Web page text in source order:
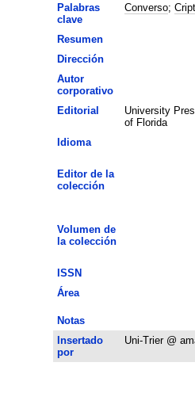
Palabras
clave
Converso;
Resumen
Dirección
Autor
corporativo
Editorial
University
of Florida
Idioma
Editor de la
colección
Volumen de
la colección
ISSN
Área
Notas
Insertado
por
Uni-Trier @